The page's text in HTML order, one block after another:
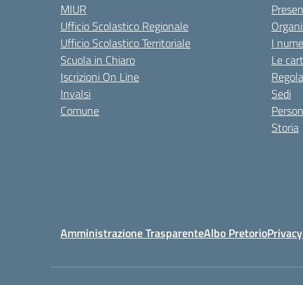
MIUR
Ufficio Scolastico Regionale
Ufficio Scolastico Territoriale
Scuola in Chiaro
Iscrizioni On Line
Invalsi
Comune
I
Le
Sedi
Storia
Amministrazione TrasparenteAlbo Pretorio